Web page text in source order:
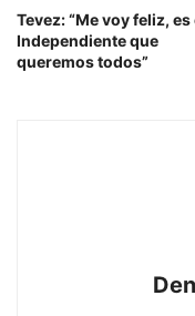
Tevez: “Me voy feliz, es
Independiente que
queremos todos”